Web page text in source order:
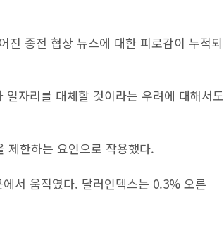
진 종전 협상 뉴스에 대한 피로감이 누적되
자리를 대체할 것이라는 우려에 대해서도
제한하는 요인으로 작용했다.
서 움직였다. 달러인덱스는 0.3% 오른